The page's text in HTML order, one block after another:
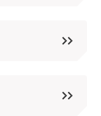
terug.